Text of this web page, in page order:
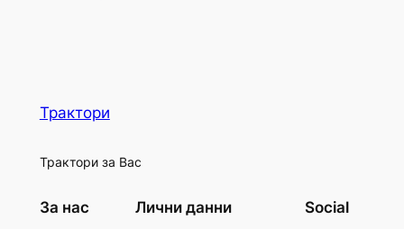
Трактори
Трактори за Вас
За нас Лични данни Social